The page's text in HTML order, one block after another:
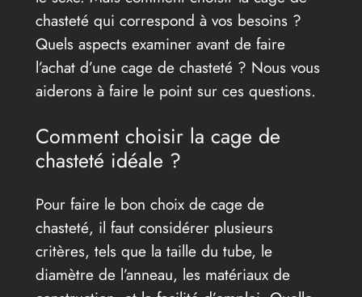
chasteté qui correspond à vos besoins ?
Quels aspects examiner avant de faire
l’achat d’une cage de chasteté ? Nous vous
aiderons à faire le point sur ces questions.
Comment choisir la cage de
chasteté idéale ?
Pour faire le bon choix de cage de
chasteté, il faut considérer plusieurs
critères, tels que la taille du tube, le
diamètre de l’anneau, les matériaux de